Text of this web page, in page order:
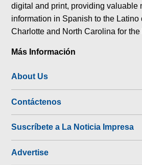
digital and print, providing valuable
information in Spanish to the Latino
Charlotte and North Carolina for the
Más Información
About Us
Contáctenos
Suscríbete a La Noticia Impresa
Advertise